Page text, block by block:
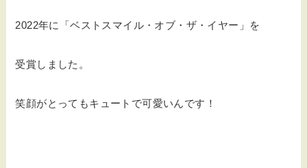
2022年に「ベストスマイル・オブ・ザ・イヤー」を
受賞しました。
笑顔がとってもキュートで可愛いんです！